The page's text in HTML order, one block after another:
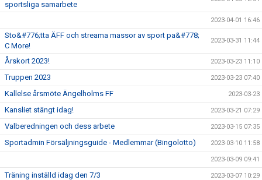
sportsliga samarbete
2023-04-01 16:46
Sto&#776;tta ÄFF och streama massor av sport pa&#778;
C More!
2023-03-31 11:44
Årskort 2023! 2023-03-23 11:10
Truppen 2023 2023-03-23 07:40
Kallelse årsmöte Ängelholms FF 2023-03-23
Kansliet stängt idag! 2023-03-21 07:29
Valberedningen och dess arbete 2023-03-15 07:35
Sportadmin Försäljningsguide - Medlemmar (Bingolotto) 2023-03-10 11:58
2023-03-09 09:41
Träning inställd idag den 7/3 2023-03-07 10:29